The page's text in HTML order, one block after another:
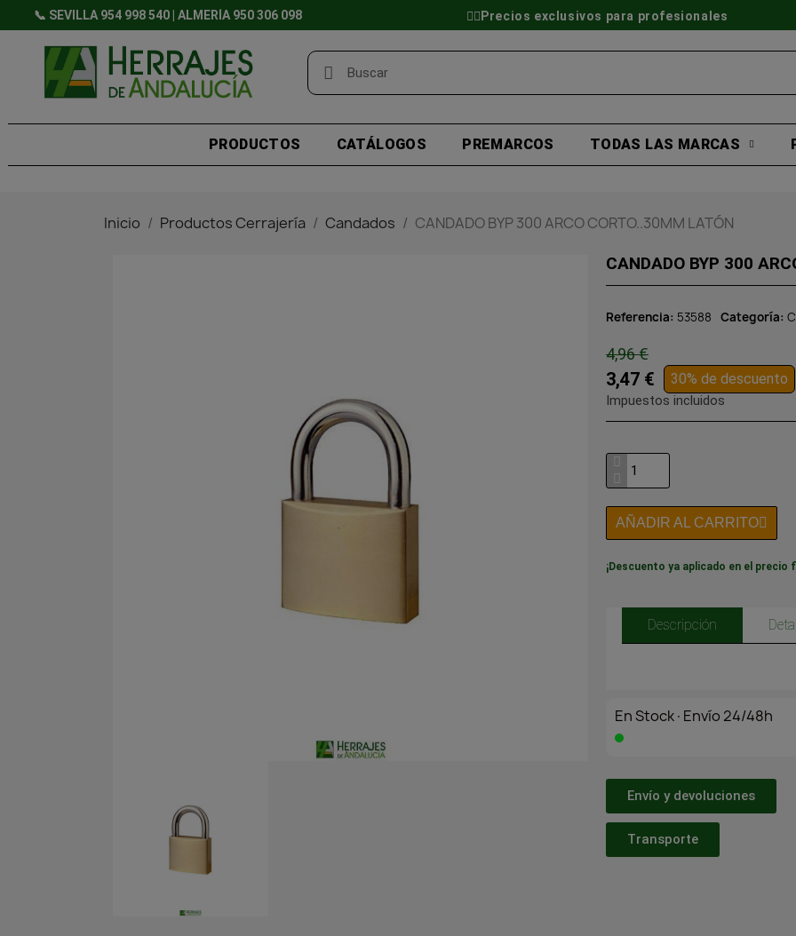
📞 SEVILLA 954 998 540 | ALMERÍA 950 306 098 👷‍♂️Precios exclusivos para profesionales
PRODUCTOS CATÁLOGOS PREMARCOS TODAS LAS MARCAS
Inicio Productos Cerrajería Candados CANDADO BYP 300 ARCO CORTO..30MM LATÓN
CANDADO BYP 300
Referencia 53588 Categoría
4,96 €
3,47 € 30% de descuento
Impuestos incluidos
AÑADIR AL CARRITO
¡Descuento ya aplicado en el precio
Descripción
En Stock·Envío 24/48h
Envío y devoluciones
Transporte